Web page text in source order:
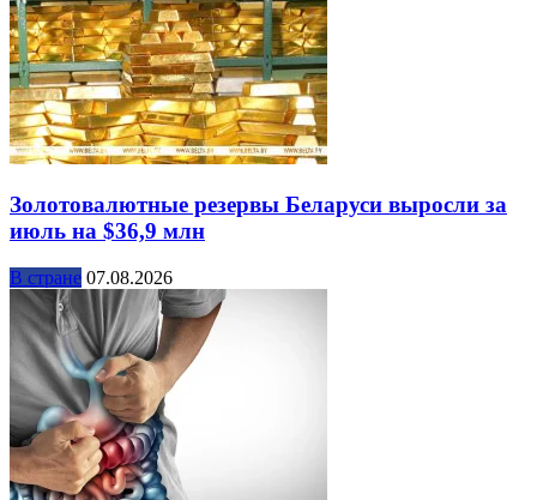
Золотовалютные резервы Беларуси выросли за
июль на $36,9 млн
В стране 07.08.2026